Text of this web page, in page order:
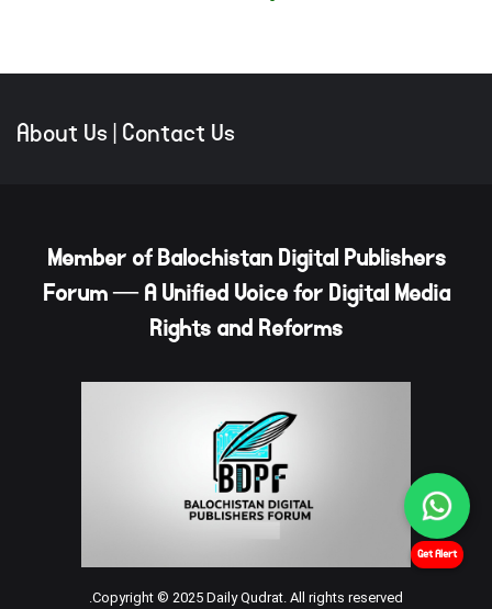
About Us|Contact Us
Member of Balochistan Digital Publishers
Forum — A Unified Voice for Digital Media
Rights and Reforms
Copyright © 2025 Daily Qudrat. All rights reserved.
Get Alert